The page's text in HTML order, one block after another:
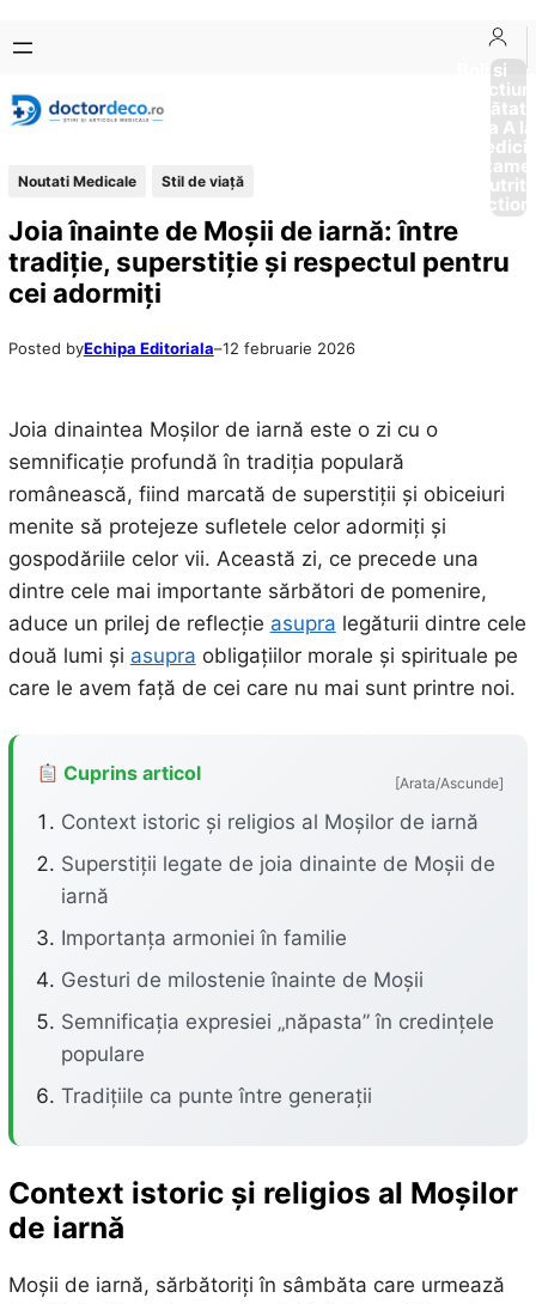
conținut
content
Boli si
Afectiuni
Sănătate
de la A
Noutati Medicale Stil de viaţă
Joia înainte de Moșii de iarnă: între
tradiție, superstiție și respectul pentru
cei adormiți
Posted byEchipa Editoriala–12 februarie 2026
Joia dinaintea Moșilor de iarnă este o zi cu o
semnificație profundă în tradiția populară
românească, fiind marcată de superstiții și obiceiuri
menite să protejeze sufletele celor adormiți și
gospodăriile celor vii. Această zi, ce precede una
dintre cele mai importante sărbători de pomenire,
aduce un prilej de reflecție asupra legăturii dintre cele
două lumi și asupra obligațiilor morale și spirituale pe
care le avem față de cei care nu mai sunt printre noi.
Cuprins articol [Arata/Ascunde]
Context istoric și religios al Moșilor de iarnă
Superstiții legate de joia dinainte de Moșii de
iarnă
Importanța armoniei în familie
Gesturi de milostenie înainte de Moșii
Semnificația expresiei „năpasta” în credințele
populare
Tradițiile ca punte între generații
Context istoric și religios al Moșilor
de iarnă
Moșii de iarnă, sărbătoriți în sâmbăta care urmează